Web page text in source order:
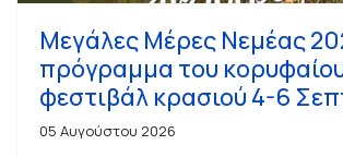
Μεγάλες Μέρες Νεμέας
πρόγραμμα του
φεστιβάλ κρασιού 4-6
05 Αυγούστου 2026